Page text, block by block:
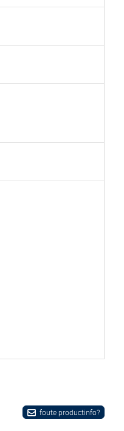
foute productinfo?